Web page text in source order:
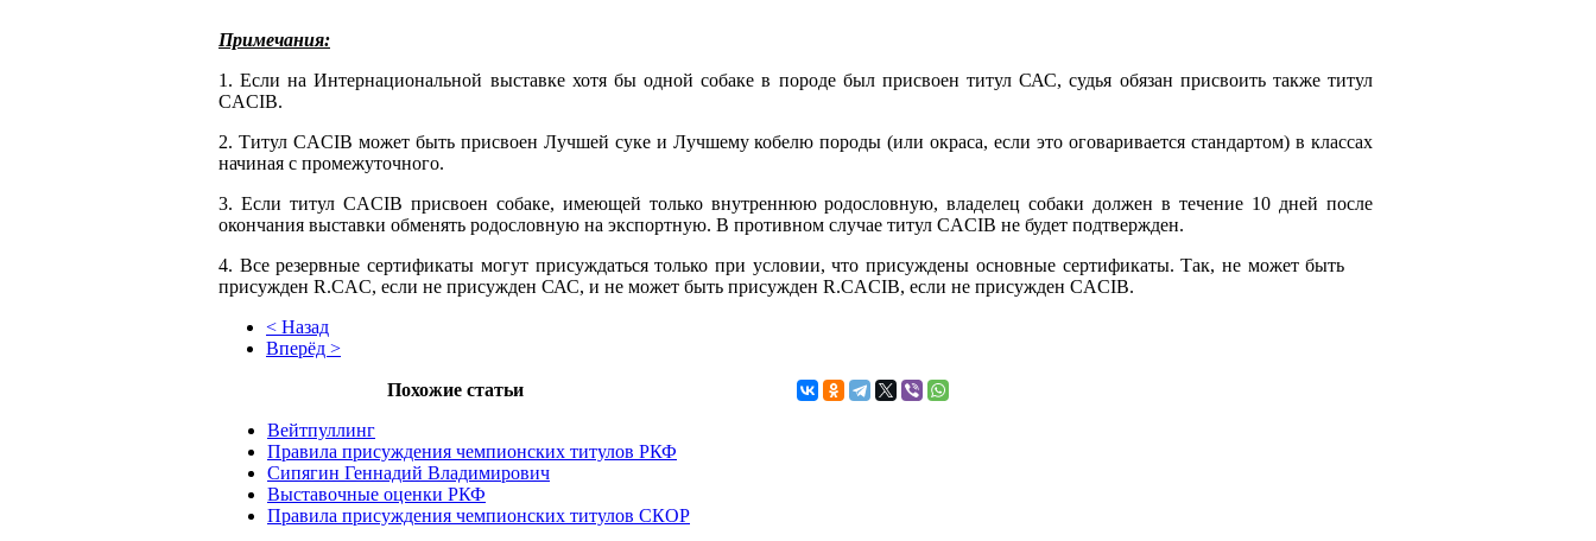
Примечания:
1. Если на Интернациональной выставке хотя бы одной собаке в породе был присвоен титул САС, судья обязан присвоить также титул
CACIB.
2. Титул CACIB может быть присвоен Лучшей суке и Лучшему кобелю породы (или окраса, если это оговаривается стандартом) в классах
начиная с промежуточного.
3. Если титул CACIB присвоен собаке, имеющей только внутреннюю родословную, владелец собаки должен в течение 10 дней после
окончания выставки обменять родословную на экспортную. В противном случае титул CACIB не будет подтвержден.
4. Все резервные сертификаты могут присуждаться только при условии, что присуждены основные сертификаты. Так, не может быть
присужден R.CAC, если не присужден САС, и не может быть присужден R.CACIB, если не присужден CACIB.
< Назад
Вперёд >
Похожие статьи
Вейтпуллинг
Правила присуждения чемпионских титулов РКФ
Сипягин Геннадий Владимирович
Выставочные оценки РКФ
Правила присуждения чемпионских титулов СКОР